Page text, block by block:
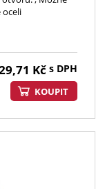
oceli
Kč s DPH
KOUPIT